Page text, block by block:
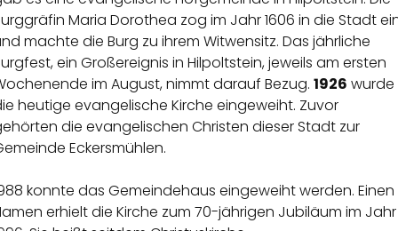
Maria Dorothea zog im Jahr 1606 in die Stadt
machte die Burg zu ihrem Witwensitz. Das jährliche
ein Großereignis in Hilpoltstein, jeweils am ersten
im August, nimmt darauf Bezug. 1926 wurde
heutige evangelische Kirche eingeweiht. Zuvor
die evangelischen Christen dieser Stadt zur
Eckersmühlen.
konnte das Gemeindehaus eingeweiht werden. Einen
erhielt die Kirche zum 70-jährigen Jubiläum im Jahr